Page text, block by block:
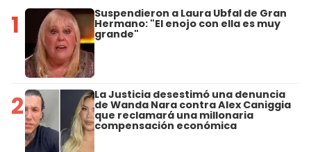
1 Suspendieron a Laura Ubfal de Gran
Hermano: "El enojo con ella es muy
grande"
2 La Justicia desestimó una denuncia
de Wanda Nara contra Alex Caniggia
que reclamará una millonaria
compensación económica